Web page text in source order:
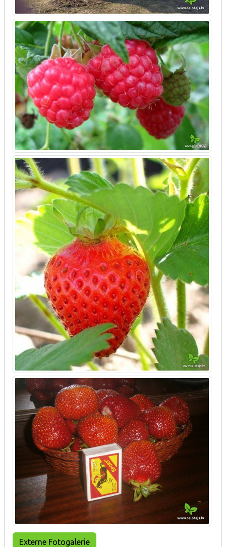
Externe Fotogalerie